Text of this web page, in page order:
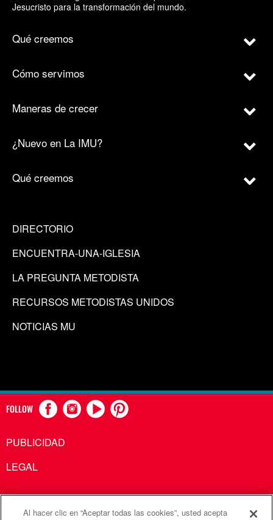
Jesucristo para la transformación del mundo.
Qué creemos
Cómo servimos
Maneras de crecer
¿Nuevo en La IMU?
Qué creemos
DIRECTORIO
ENCUENTRA-UNA-IGLESIA
LA PREGUNTA METODISTA
RECURSOS METODISTAS UNIDOS
NOTICIAS MU
FOLLOW
PUBLICIDAD
LEGAL
Al hacer clic en “Aceptar todas las cookies”, usted acepta